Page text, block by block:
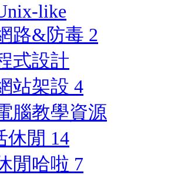
like
路&防毒 2
式設計
站架設 4
腦教學資源
休閒 14
閒哈啦 7